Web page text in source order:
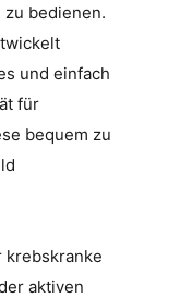
bedienen.
und einfach
für
bequem zu
krebskranke
aktiven